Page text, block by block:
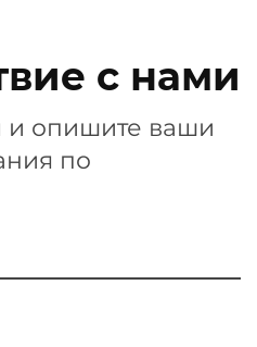
с нами
и опишите ваши
по